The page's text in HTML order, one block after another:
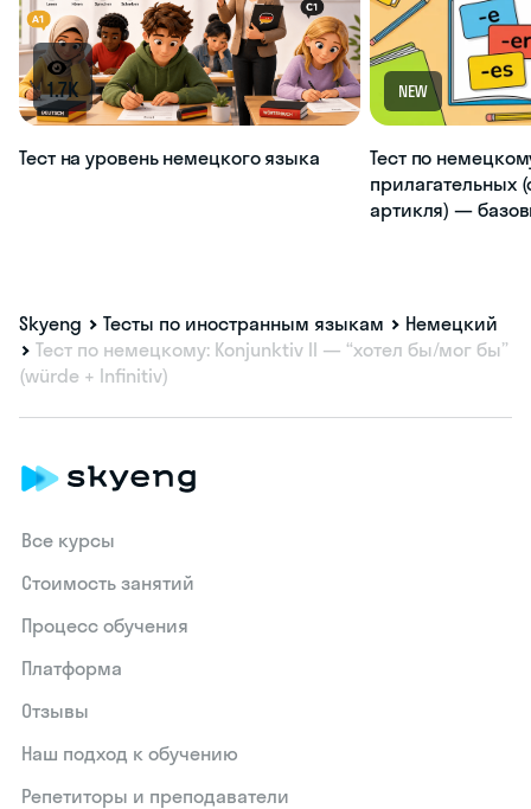
1.7K
Тест на уровень немецкого языка
NEW
Тест по
прилагательных
артикля) —
Skyeng Тесты по иностранным языкам
Немецкий
Тест по немецкому: Konjunktiv II — “хотел бы/мог бы”
(würde + Infinitiv)
Все курсы
Стоимость занятий
Процесс обучения
Платформа
Отзывы
Наш подход к обучению
Репетиторы и преподаватели